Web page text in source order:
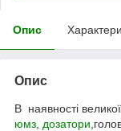
Опис
Опис
В наявності
юмз дозатори